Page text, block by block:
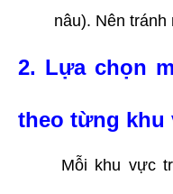
nâu). Nên tránh
2. Lựa chọn
theo từng khu
Mỗi khu vực